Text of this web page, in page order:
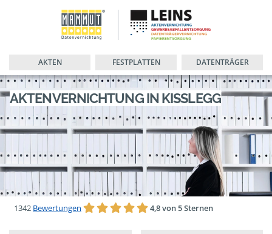
AKTEN FESTPLATTEN DATENTRÄGER
AKTENVERNICHTUNG IN KISSLEGG
1342 Bewertungen 4,8 von 5 Sternen